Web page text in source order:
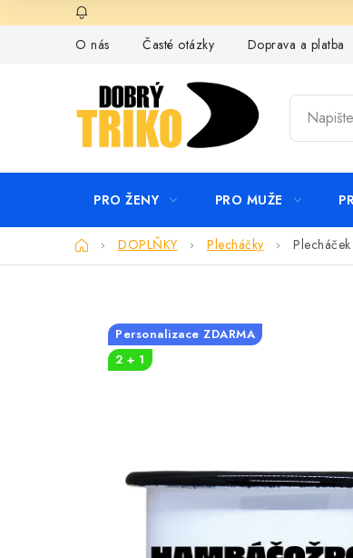
na
O nás
Časté otázky Doprava a platba
PRO ŽENY PRO MUŽE
DomůDOPLŇKY Plecháčky
Personalizace ZDARMA
2 + 1